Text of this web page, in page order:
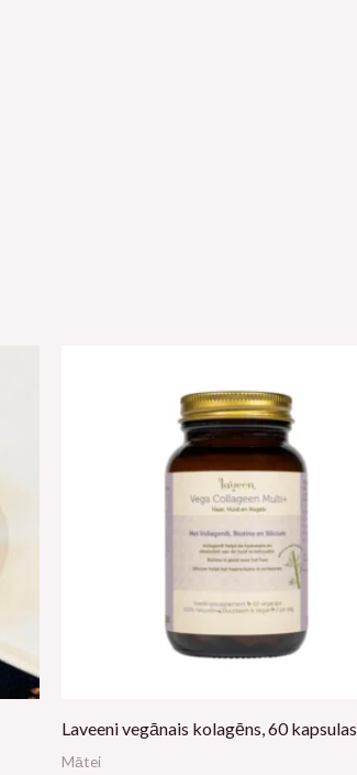
Laveeni vegānais kolagēns, 60 kapsulas
Mātei